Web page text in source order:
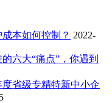
本如何控制？ 2022-
六大“痛点”，你遇到
省级专精特新中小企